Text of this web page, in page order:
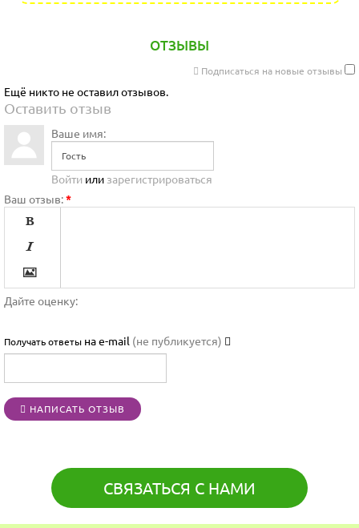
ОТЗЫВЫ
Подписаться на новые отзывы
Ещё никто не оставил отзывов.
Оставить отзыв
Ваше имя:
Войти или зарегистрироваться
Ваш отзыв:*







Дайте оценку:
Получать ответы на e-mail (не публикуется)
НАПИСАТЬ ОТЗЫВ
СВЯЗАТЬСЯ С НАМИ